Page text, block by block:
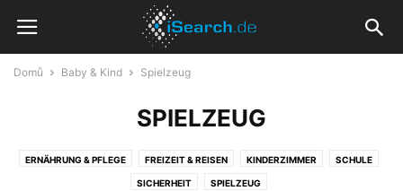
Domů Baby & Kind Spielzeug
SPIELZEUG
ERNÄHRUNG & PFLEGE FREIZEIT & REISEN KINDERZIMMER SCHULE
SICHERHEIT SPIELZEUG